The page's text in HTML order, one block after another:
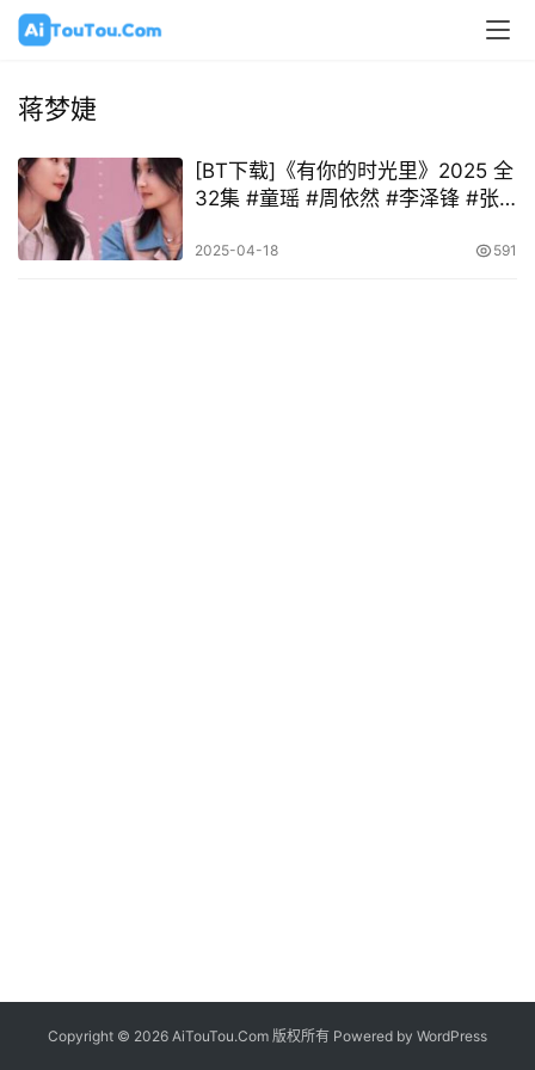
蒋梦婕
[BT下载]《有你的时光里》2025 全
32集 #童瑶 #周依然 #李泽锋 #张
2025-04-18 591
Copyright © 2026 AiTouTou.Com 版权所有 Powered by WordPress